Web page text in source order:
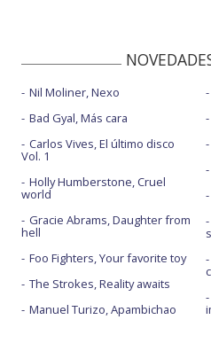
Nil Moliner, Nexo
Bad Gyal, Más cara
Carlos Vives, El último disco
Vol. 1
Holly Humberstone, Cruel
world
Gracie Abrams, Daughter from
hell
Foo Fighters, Your favorite toy
The Strokes, Reality awaits
Manuel Turizo, Apambichao